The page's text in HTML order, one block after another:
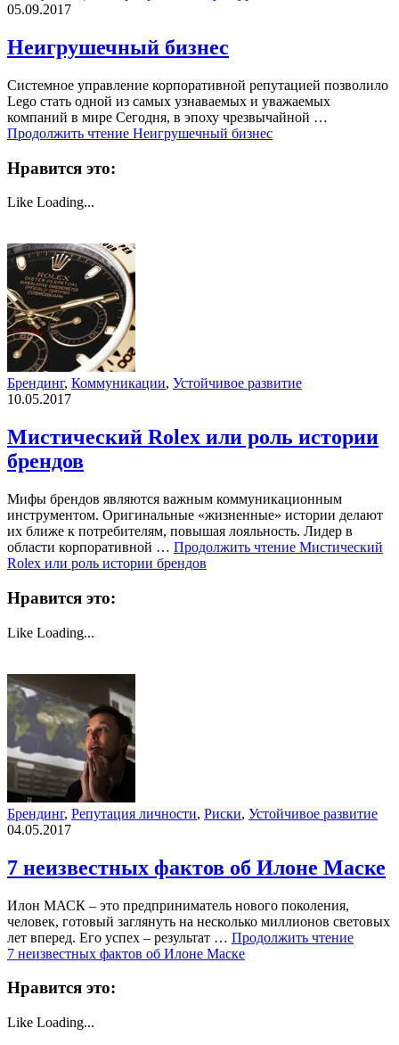
05.09.2017
Неигрушечный бизнес
Системное управление корпоративной репутацией позволило
Lego стать одной из самых узнаваемых и уважаемых
компаний в мире Сегодня, в эпоху чрезвычайной …
Продолжить чтение Неигрушечный бизнес
Нравится это:
Like Loading...
Брендинг, Коммуникации, Устойчивое развитие
10.05.2017
Мистический Rolex или роль истории
брендов
Мифы брендов являются важным коммуникационным
инструментом. Оригинальные «жизненные» истории делают
их ближе к потребителям, повышая лояльность. Лидер в
области корпоративной … Продолжить чтение Мистический
Rolex или роль истории брендов
Нравится это:
Like Loading...
Брендинг, Репутация личности, Риски, Устойчивое развитие
04.05.2017
7 неизвестных фактов об Илоне Маске
Илон МАСК – это предприниматель нового поколения,
человек, готовый заглянуть на несколько миллионов световых
лет вперед. Его успех – результат … Продолжить чтение
7 неизвестных фактов об Илоне Маске
Нравится это:
Like Loading...